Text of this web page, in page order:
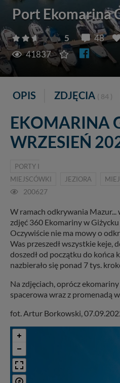
Port Ekomarina
5 48
41837
OPIS ZDJĘCIA ( 84 )
EKOMARINA
WRZESIEŃ
PORTY I
MIEJSCÓWKI
JEZIORA
200627
W ramach odkrywania
zdjęć 360 Ekomariny w
Oczywiście nie ma mowy o
Was przeszedł wszystkie keje,
doszedł od początku do końca
nazbierało się ponad 7 tys.
Na zdjęciach, oprócz
spacerowa wraz z promenadą
fot. Artur Borkowski,